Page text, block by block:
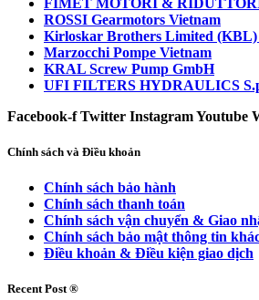
ROSSI Gearmotors Vietnam
Kirloskar Brothers Limited (KBL)
Marzocchi Pompe Vietnam
KRAL Screw Pump GmbH
UFI FILTERS HYDRAULICS
Facebook-f Twitter InstagramYoutube
Chính sách và Điều khoản
Chính sách bảo hành
Chính sách thanh toán
Chính sách vận chuyển & Giao
Chính sách bảo mật thông tin
Điều khoản & Điều kiện giao dịch
Recent Post ®